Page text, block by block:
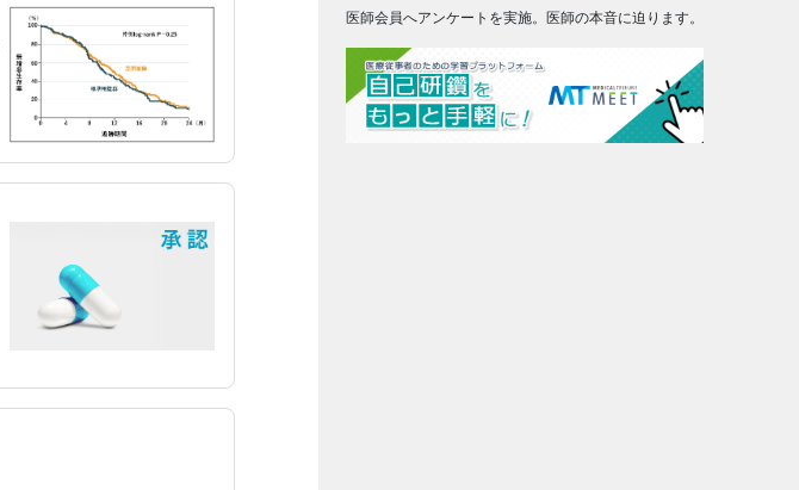
医師会員へアンケートを実施。医師の本音に迫ります。